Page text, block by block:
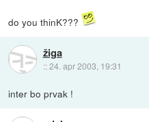
do you thinK???
žiga
::24. apr 2003, 19:31
inter bo prvak !